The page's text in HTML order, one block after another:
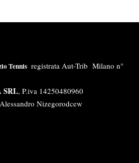
Tennis registrata Aut-Trib Milano n°
SRL, P.iva 14250480960
Nizegorodcew